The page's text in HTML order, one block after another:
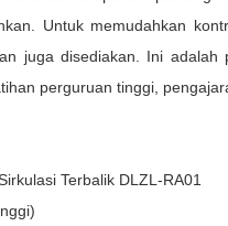
Untuk memudahkan
juga disediakan. Ini adalah
perguruan tinggi,
Terbalik DLZL-RA01